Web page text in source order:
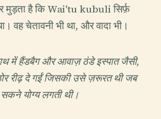
है कि Wai'tu kubuli सिर्फ़
वह चेतावनी भी था, और वादा भी।
में हैंडबैग और आवाज़ ठंडे इस्पात जैसी,
रीढ़ दे गईं जिसकी उसे ज़रूरत थी जब
योग्य लगती थी।